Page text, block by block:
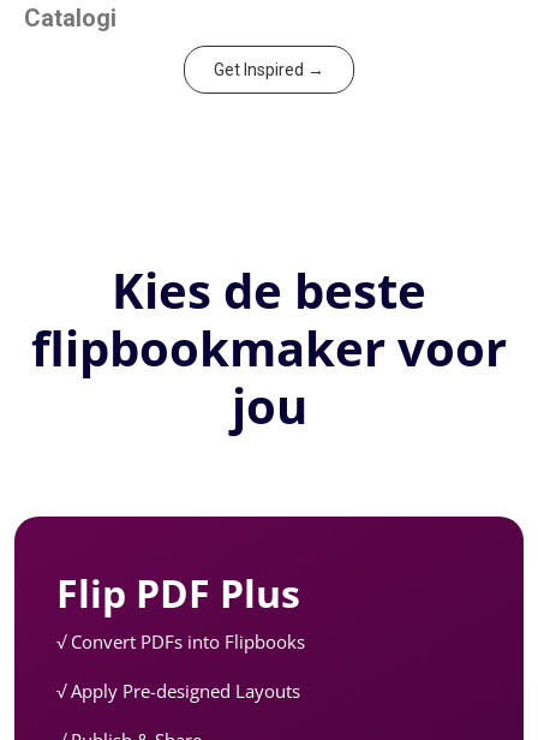
Catalogi
Get Inspired →
Kies de beste
flipbookmaker voor
jou
Flip PDF Plus
√ Convert PDFs into Flipbooks
√ Apply Pre-designed Layouts